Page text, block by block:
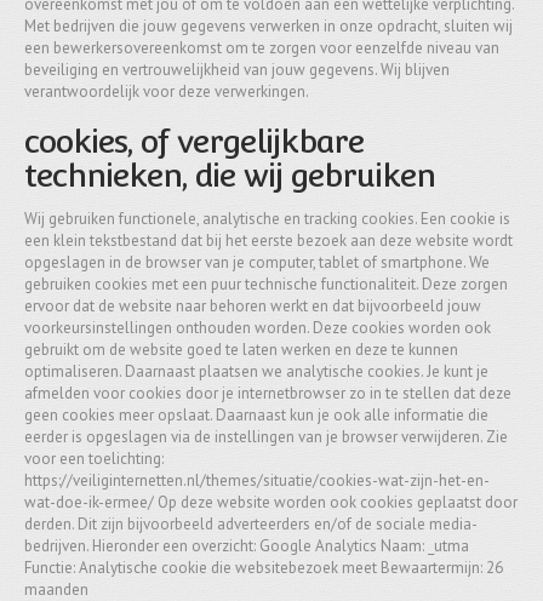
overeenkomst met jou of om te voldoen aan een wettelijke verplichting.
Met bedrijven die jouw gegevens verwerken in onze opdracht, sluiten wij
een bewerkersovereenkomst om te zorgen voor eenzelfde niveau van
beveiliging en vertrouwelijkheid van jouw gegevens. Wij blijven
verantwoordelijk voor deze verwerkingen.
cookies, of vergelijkbare
technieken, die wij gebruiken
Wij gebruiken functionele, analytische en tracking cookies. Een cookie is
een klein tekstbestand dat bij het eerste bezoek aan deze website wordt
opgeslagen in de browser van je computer, tablet of smartphone. We
gebruiken cookies met een puur technische functionaliteit. Deze zorgen
ervoor dat de website naar behoren werkt en dat bijvoorbeeld jouw
voorkeursinstellingen onthouden worden. Deze cookies worden ook
gebruikt om de website goed te laten werken en deze te kunnen
optimaliseren. Daarnaast plaatsen we analytische cookies. Je kunt je
afmelden voor cookies door je internetbrowser zo in te stellen dat deze
geen cookies meer opslaat. Daarnaast kun je ook alle informatie die
eerder is opgeslagen via de instellingen van je browser verwijderen. Zie
voor een toelichting:
https://veiliginternetten.nl/themes/situatie/cookies-wat-zijn-het-en-
wat-doe-ik-ermee/ Op deze website worden ook cookies geplaatst door
derden. Dit zijn bijvoorbeeld adverteerders en/of de sociale media-
bedrijven. Hieronder een overzicht: Google Analytics Naam: _utma
Functie: Analytische cookie die websitebezoek meet Bewaartermijn: 26
maanden